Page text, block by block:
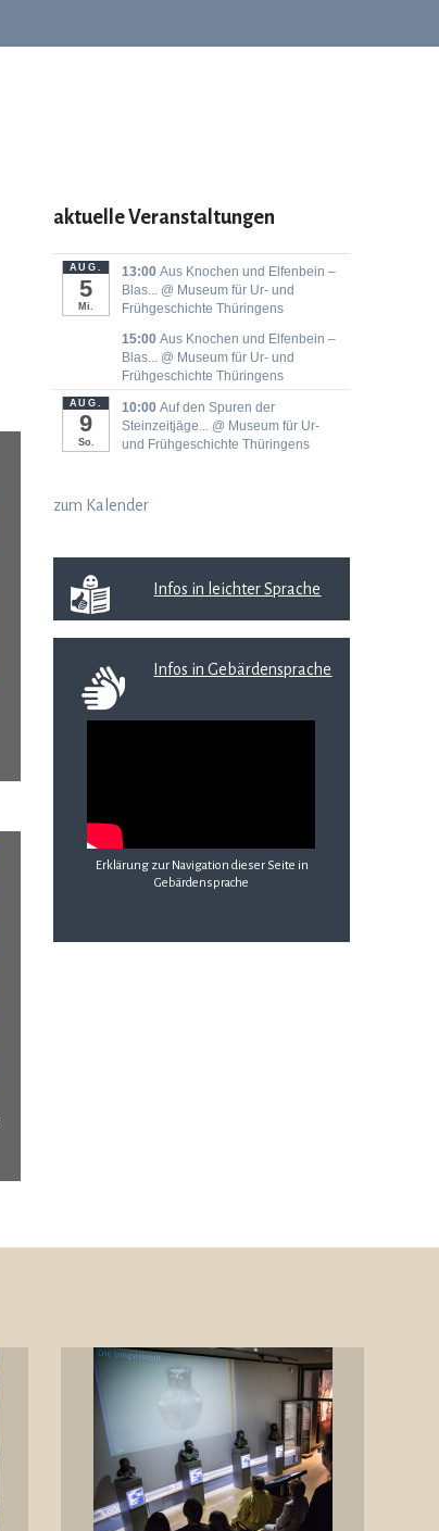
aktuelle Veranstaltungen
AUG.
5
Mi.
13:00 Aus Knochen und Elfenbein –
Blas... @ Museum für Ur- und
Frühgeschichte Thüringens
15:00 Aus Knochen und Elfenbein –
Blas... @ Museum für Ur- und
Frühgeschichte Thüringens
AUG.
9
So.
10:00 Auf den Spuren der
Steinzeitjäge... @ Museum für Ur-
und Frühgeschichte Thüringens
zum Kalender
Infos in leichter Sprache
Infos in Gebärdensprache
Erklärung zur Navigation dieser Seite in
Gebärdensprache